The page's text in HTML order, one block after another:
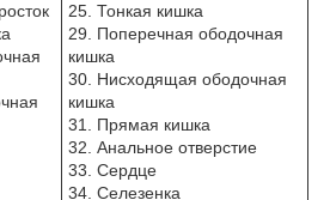
25. Тонкая кишка
29. Поперечная ободочная
кишка
30. Нисходящая ободочная
кишка
31. Прямая кишка
32. Анальное отверстие
33. Сердце
34. Селезенка